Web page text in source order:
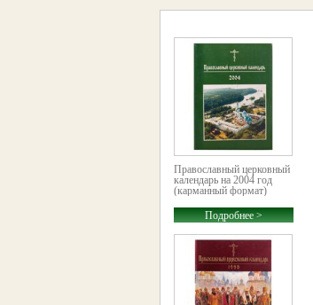
Православный церковный
календарь на 2004 год
(карманный формат)
Подробнее >